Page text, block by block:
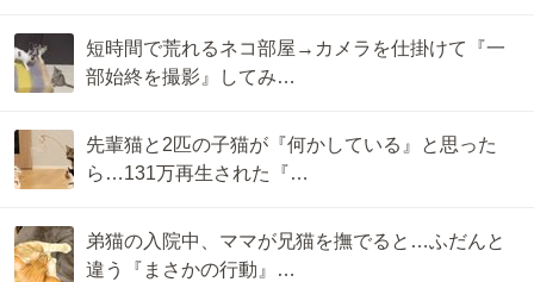
短時間で荒れるネコ部屋→カメラを仕掛けて『一
部始終を撮影』してみ…
先輩猫と2匹の子猫が『何かしている』と思った
ら…131万再生された『…
弟猫の入院中、ママが兄猫を撫でると…ふだんと
違う『まさかの行動』…